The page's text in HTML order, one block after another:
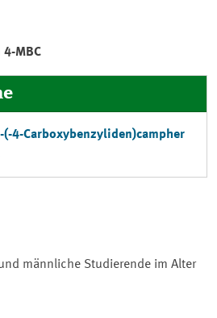
MBC
(-4-Carboxybenzyliden)campher
männliche Studierende im Alter